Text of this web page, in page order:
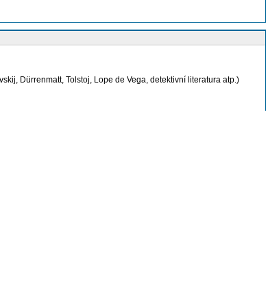
Dürrenmatt, Tolstoj, Lope de Vega, detektivní literatura atp.)